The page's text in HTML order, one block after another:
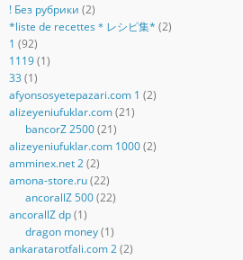
! Без рубрики (2)
*liste de recettes＊レシピ集* (2)
1 (92)
1119(1)
33 (1)
afyonsosyetepazari.com 1 (2)
alizeyeniufuklar.com(21)
bancorZ 2500(21)
alizeyeniufuklar.com 1000(2)
amminex.net 2(2)
amona-store.ru(22)
ancorallZ 500(22)
ancorallZ dp(1)
dragon money(1)
ankaratarotfali.com 2(2)